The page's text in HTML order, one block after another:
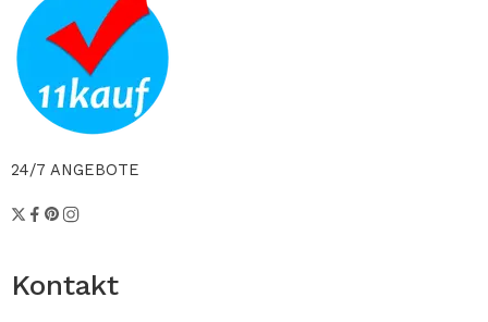
24/7 ANGEBOTE
Kontakt